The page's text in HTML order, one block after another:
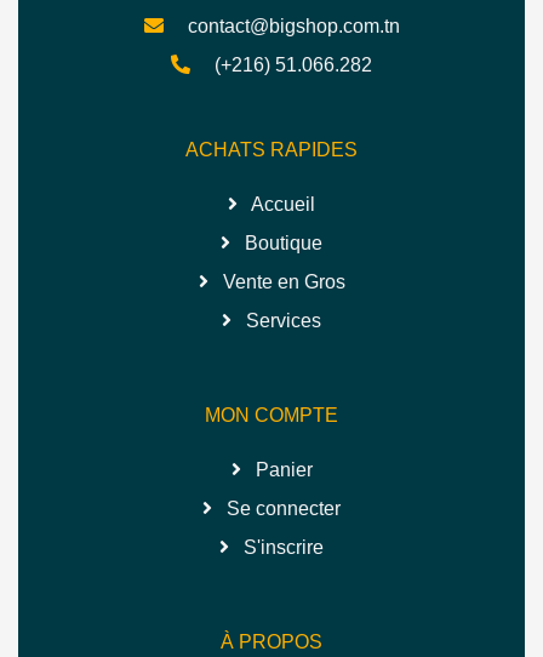
contact@bigshop.com.tn
(+216) 51.066.282
ACHATS RAPIDES
Accueil
Boutique
Vente en Gros
Services
MON COMPTE
Panier
Se connecter
S'inscrire
À PROPOS